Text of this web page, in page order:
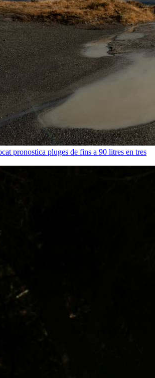
pronostica pluges de fins a 90 litres en tres